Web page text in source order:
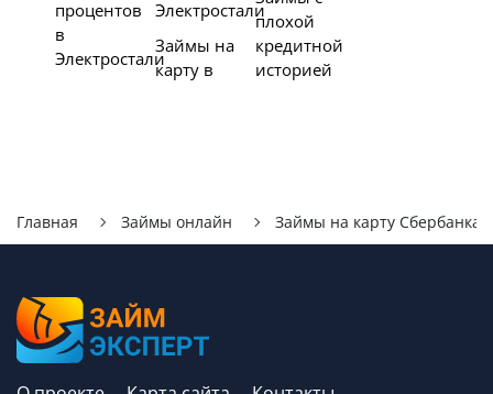
процентов
в
Электростали
Электростали
Займы на
карту в
плохой
кредитной
историей
Главная Займы онлайн Займы на карту Сбербанка